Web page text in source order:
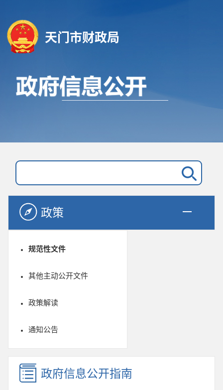
天门市财政局
政策
规范性文件
其他主动公开文件
政策解读
通知公告
政府信息公开指南